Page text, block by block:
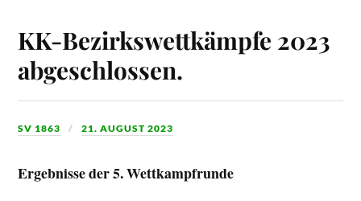
KK-Bezirkswettkämpfe 2023
abgeschlossen.
SV 1863 21. AUGUST 2023
Ergebnisse der 5. Wettkampfrunde